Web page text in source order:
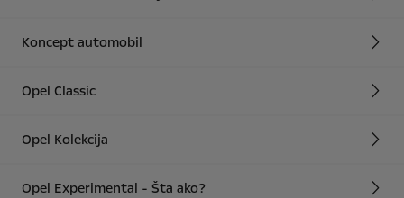
Koncept automobil
Opel Classic
Opel Kolekcija
Opel Experimental - Šta ako?